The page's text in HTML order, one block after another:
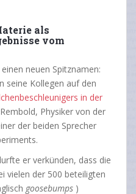
als
vom
neuen Spitznamen:
seine Kollegen auf den
in der
Physiker von der
der beiden Sprecher
er verkünden, dass die
vielen der 500 beteiligten
goosebumps )